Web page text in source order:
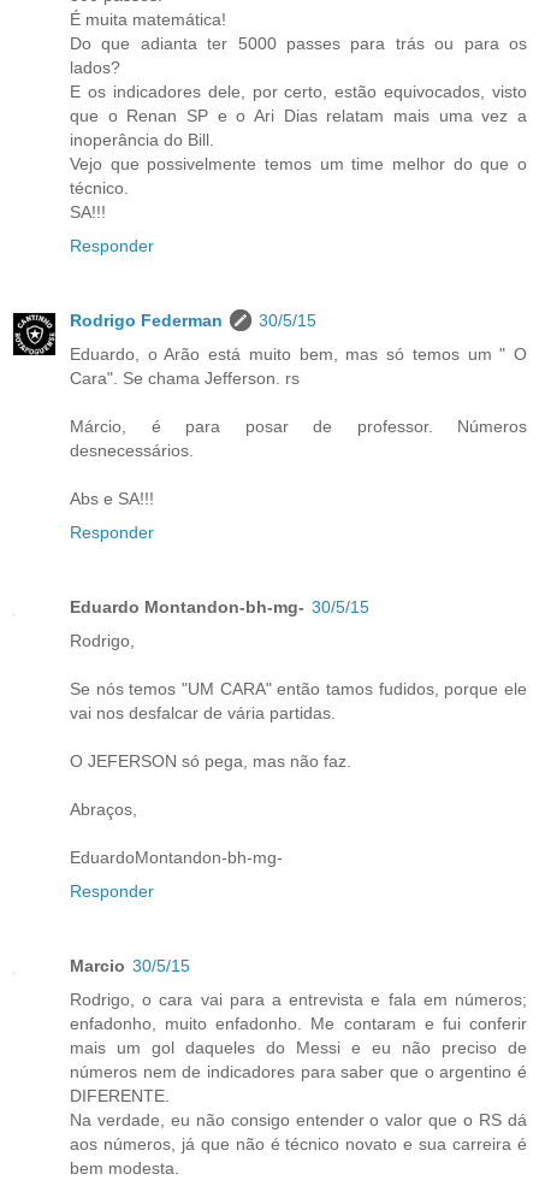
É muita matemática!
Do que adianta ter 5000 passes para trás ou para os
lados?
E os indicadores dele, por certo, estão equivocados, visto
que o Renan SP e o Ari Dias relatam mais uma vez a
inoperância do Bill.
Vejo que possivelmente temos um time melhor do que o
técnico.
SA!!!
Responder
Rodrigo Federman
30/5/15
Eduardo, o Arão está muito bem, mas só temos um " O
Cara". Se chama Jefferson. rs
Márcio, é para posar de professor. Números
desnecessários.
Abs e SA!!!
Responder
Eduardo Montandon-bh-mg- 30/5/15
Rodrigo,
Se nós temos "UM CARA" então tamos fudidos, porque ele
vai nos desfalcar de vária partidas.
O JEFERSON só pega, mas não faz.
Abraços,
EduardoMontandon-bh-mg-
Responder
Marcio 30/5/15
Rodrigo, o cara vai para a entrevista e fala em números;
enfadonho, muito enfadonho. Me contaram e fui conferir
mais um gol daqueles do Messi e eu não preciso de
números nem de indicadores para saber que o argentino é
DIFERENTE.
Na verdade, eu não consigo entender o valor que o RS dá
aos números, já que não é técnico novato e sua carreira é
bem modesta.